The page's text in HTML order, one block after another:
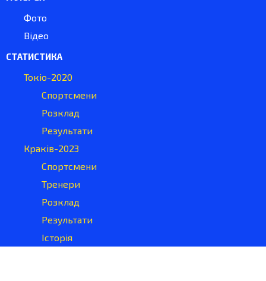
Фото
Відео
СТАТИСТИКА
Токіо-2020
Спортсмени
Розклад
Результати
Краків-2023
Спортсмени
Тренери
Розклад
Результати
Історія